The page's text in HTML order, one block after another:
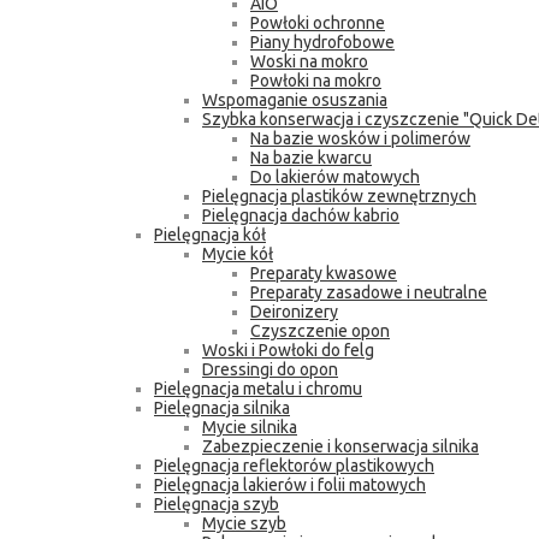
Powłoki ochronne
Piany hydrofobowe
Woski na mokro
Powłoki na mokro
Wspomaganie osuszania
Szybka konserwacja i czyszczenie "Quick
Na bazie wosków i polimerów
Na bazie kwarcu
Do lakierów matowych
Pielęgnacja plastików zewnętrznych
Pielęgnacja dachów kabrio
Pielęgnacja kół
Mycie kół
Preparaty kwasowe
Preparaty zasadowe i neutralne
Deironizery
Czyszczenie opon
Woski i Powłoki do felg
Dressingi do opon
Pielęgnacja metalu i chromu
Pielęgnacja silnika
Mycie silnika
Zabezpieczenie i konserwacja silnika
Pielęgnacja reflektorów plastikowych
Pielęgnacja lakierów i folii matowych
Pielęgnacja szyb
Mycie szyb